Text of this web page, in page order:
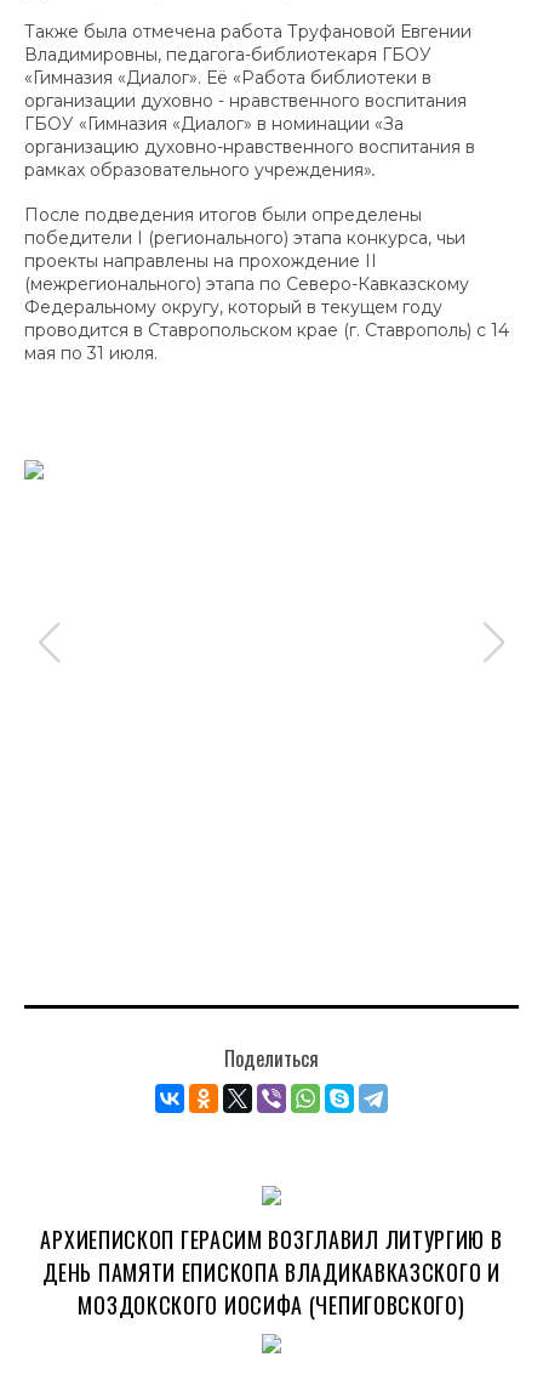
Также была отмечена работа Труфановой Евгении
Владимировны, педагога-библиотекаря ГБОУ
«Гимназия «Диалог». Её «Работа библиотеки в
организации духовно - нравственного воспитания
ГБОУ «Гимназия «Диалог» в номинации «За
организацию духовно-нравственного воспитания в
рамках образовательного учреждения».
После подведения итогов были определены
победители I (регионального) этапа конкурса, чьи
проекты направлены на прохождение II
(межрегионального) этапа по Северо-Кавказскому
Федеральному округу, который в текущем году
проводится в Ставропольском крае (г. Ставрополь) с 14
мая по 31 июля.
Поделиться
АРХИЕПИСКОП ГЕРАСИМ ВОЗГЛАВИЛ ЛИТУРГИЮ В
ДЕНЬ ПАМЯТИ ЕПИСКОПА ВЛАДИКАВКАЗСКОГО И
МОЗДОКСКОГО ИОСИФА (ЧЕПИГОВСКОГО)